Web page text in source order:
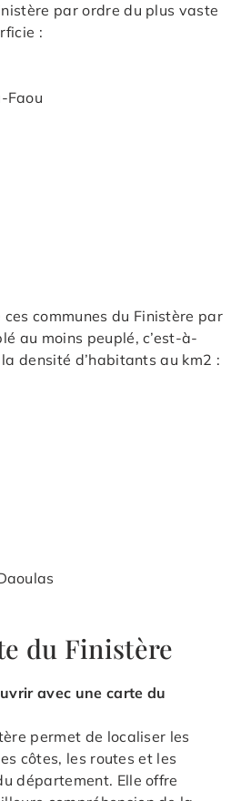
par ordre du plus vaste
:
Faou
ces communes du Finistère par
au moins peuplé, c’est-à-
densité d’habitants au km2 :
du Finistère
avec une carte du
permet de localiser les
côtes, les routes et les
département. Elle offre